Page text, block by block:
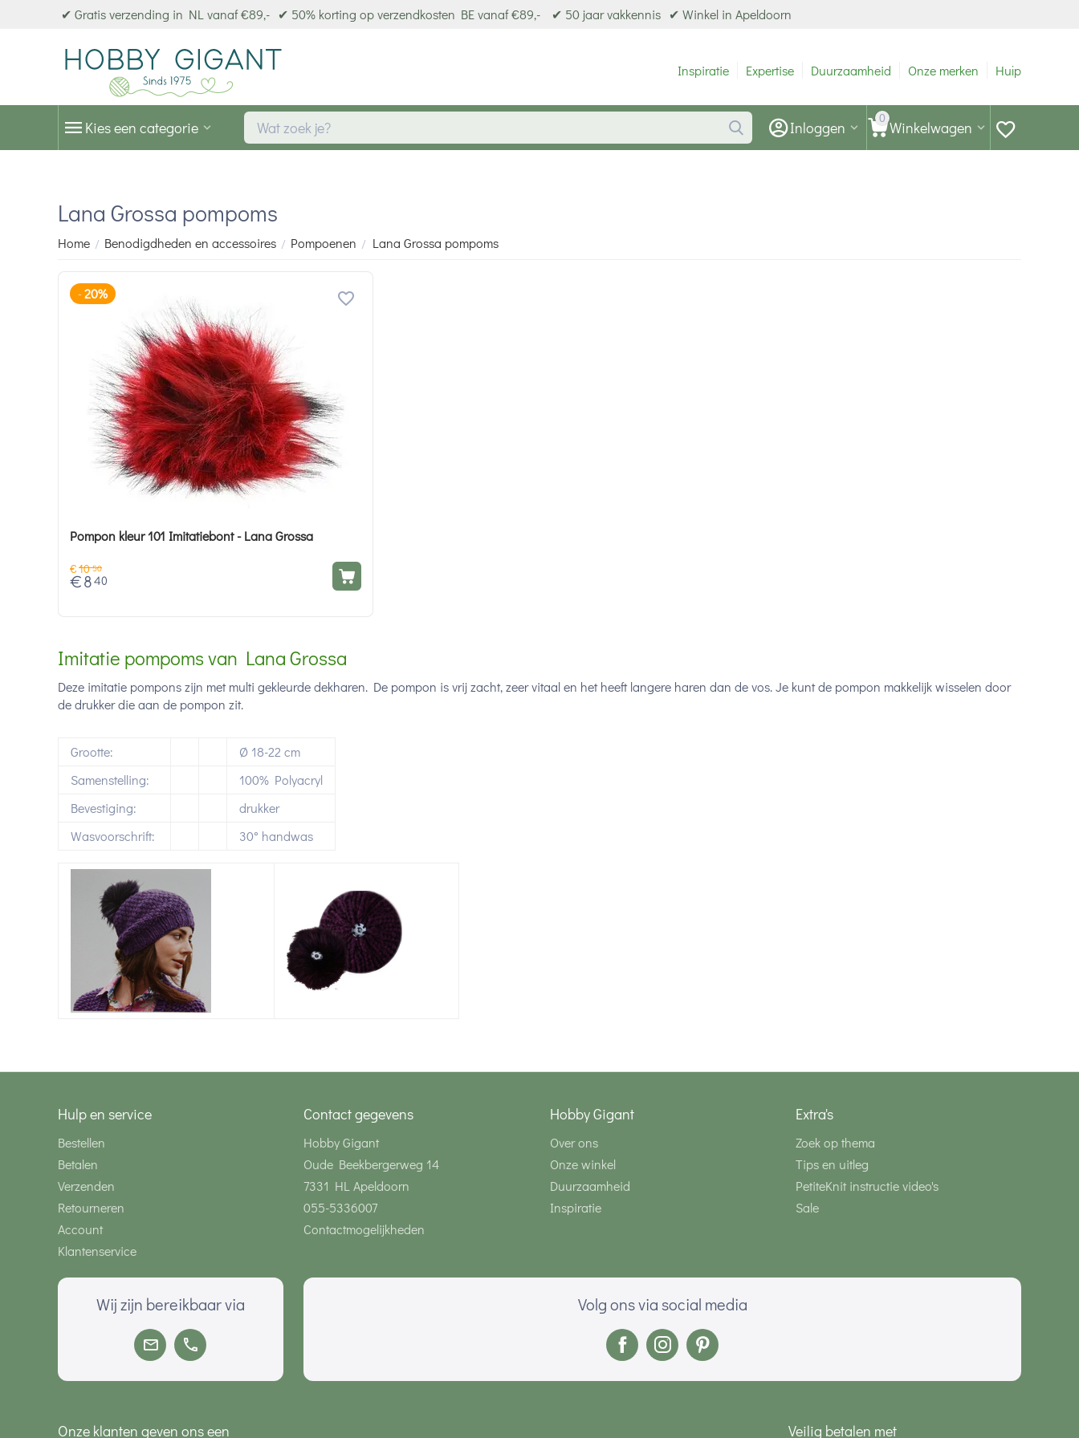
✔ Gratis verzending in NL vanaf €89,- ✔ 50% korting op verzendkosten BE vanaf €89,- ✔ 50 jaar vakkennis ✔ Winkel in Apeldoorn
Inspiratie Expertise Duurzaamheid Onze merken Hulp
Kies een categorie 0 Winkelwagen
Inloggen
Lana Grossa pompoms
Home / Benodigdheden en accessoires / Pompoenen / Lana Grossa pompoms
Imitatie pompoms van Lana Grossa
Deze imitatie pompons zijn met multi gekleurde dekharen. De pompon is vrij zacht, zeer vitaal en het heeft langere haren dan de vos. Je kunt de pompon makkelijk wisselen door
de drukker die aan de pompon zit.
Grootte:
Ø 18-22 cm
Samenstelling:
100% Polyacryl
Bevestiging:
drukker
Wasvoorschrift:
30° handwas
- 20%
Pompon kleur 101 Imitatiebont - Lana Grossa
€10 50
€ 8 40
Hulp en service
Bestellen
Betalen
Verzenden
Retourneren
Account
Klantenservice
Contact gegevens
Hobby Gigant
Oude Beekbergerweg 14
7331 HL Apeldoorn
055-5336007
Contactmogelijkheden
Hobby Gigant
Over ons
Onze winkel
Duurzaamheid
Inspiratie
Extra's
Zoek op thema
Tips en uitleg
PetiteKnit instructie video's
Sale
Wij zijn bereikbaar via Volg ons via social media
Onze klanten geven ons een Veilig betalen met